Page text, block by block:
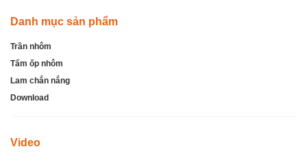
Danh mục sản phẩm
Trần nhôm
Tấm ốp nhôm
Lam chắn nắng
Download
Video